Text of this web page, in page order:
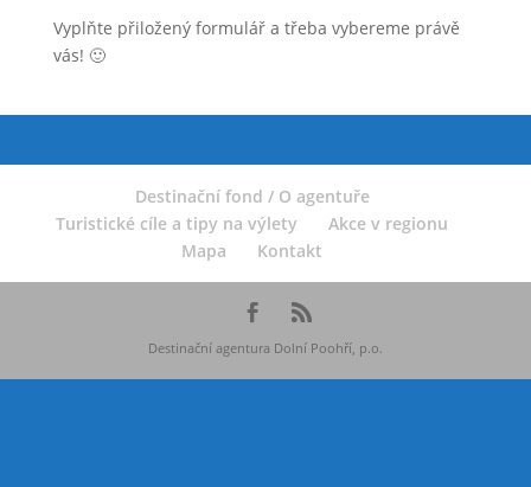
Vyplňte přiložený formulář a třeba vybereme právě
vás! 🙂
Destinační fond / O agentuře
Turistické cíle a tipy na výlety
Akce v regionu
Mapa
Kontakt
Destinační agentura Dolní Poohří, p.o.